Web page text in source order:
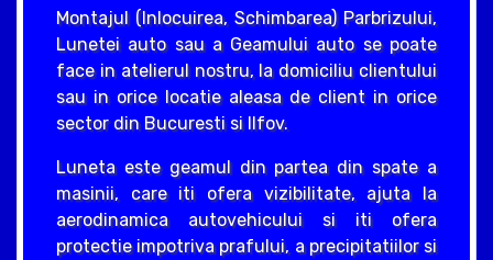
Montajul (Inlocuirea, Schimbarea) Parbrizului,
Lunetei auto sau a Geamului auto se poate
face in atelierul nostru, la domiciliu clientului
sau in orice locatie aleasa de client in orice
sector din Bucuresti si Ilfov.
Luneta este geamul din partea din spate a
masinii, care iti ofera vizibilitate, ajuta la
aerodinamica autovehicului si iti ofera
protectie impotriva prafului, a precipitatiilor si